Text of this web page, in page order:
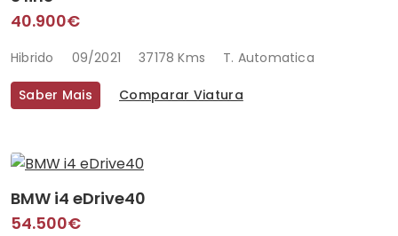
40.900€
Hibrido 09/2021 37178 Kms T. Automatica
Saber Mais Comparar Viatura
BMW i4 eDrive40
54.500€